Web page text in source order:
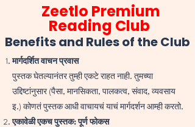
Zeetlo Premium
Reading Club
Benefits and Rules of the Club
मार्गदर्शित वाचन प्रवास
पुस्तक घेतल्यानंतर तुम्ही एकटे राहत नाही. तुमच्या
उद्दिष्टांनुसार (पैसा, मानसिकता, पालकत्व, संवाद, व्यवसाय
इ.) कोणतं पुस्तक आधी वाचायचं याचं मार्गदर्शन आम्ही करतो.
एकावेळी एकच पुस्तक: पूर्ण फोकस